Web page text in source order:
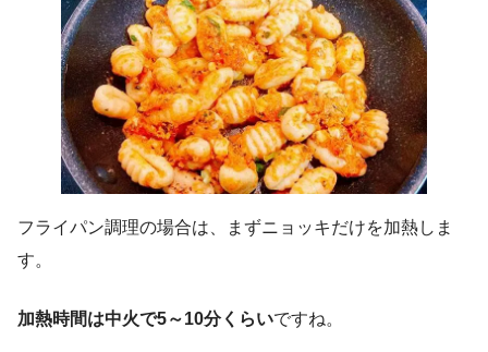
フライパン調理の場合は、まずニョッキだけを加熱しま
す。
加熱時間は中火で5～10分くらいですね。